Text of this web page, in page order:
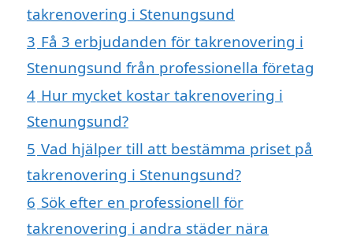
takrenovering i Stenungsund
3 Få 3 erbjudanden för takrenovering i
Stenungsund från professionella företag
4 Hur mycket kostar takrenovering i
Stenungsund?
5 Vad hjälper till att bestämma priset på
takrenovering i Stenungsund?
6 Sök efter en professionell för
takrenovering i andra städer nära